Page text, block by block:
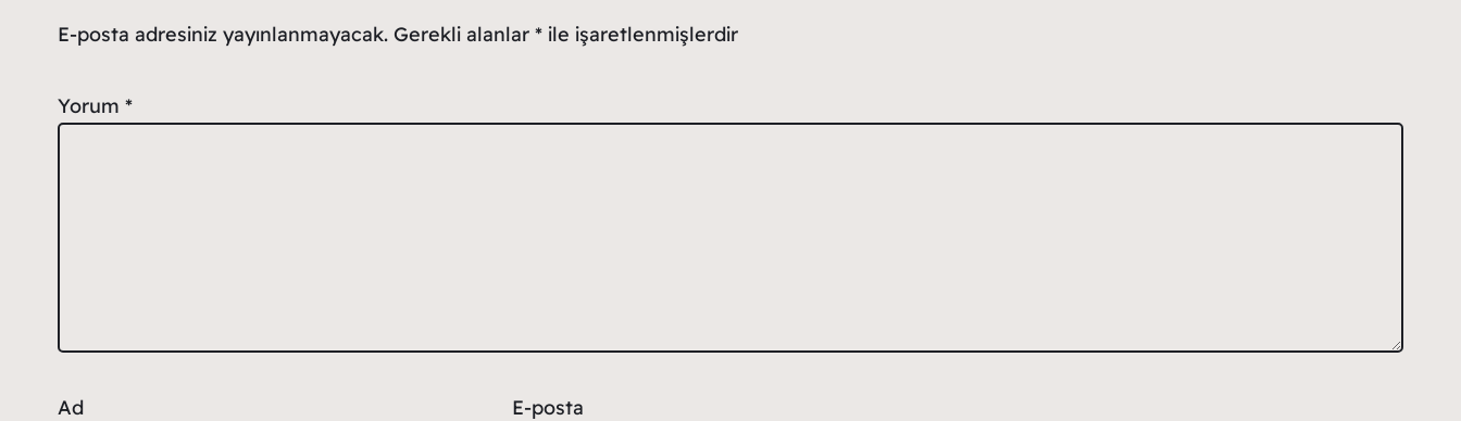
E-posta adresiniz yayınlanmayacak. Gerekli alanlar *ile işaretlenmişlerdir
Yorum *
Ad E-posta